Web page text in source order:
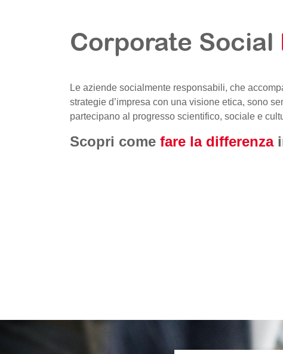
Corporate Social
Le aziende socialmente responsabili, che
strategie d’impresa con una visione etica, sono
partecipano al progresso scientifico, sociale e
Scopri come fare la differenza